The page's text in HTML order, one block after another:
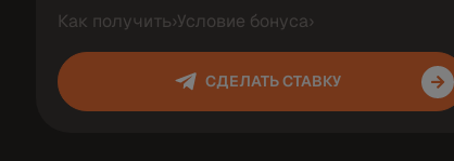
Как получить›Условие бонуса›
СДЕЛАТЬ СТАВКУ